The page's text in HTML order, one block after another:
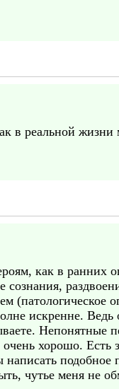
в реальной жизни
как в ранних
сознания,
искренне.
хорошо.
чутье меня не